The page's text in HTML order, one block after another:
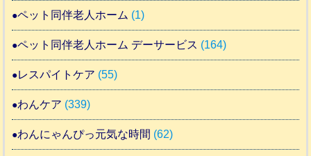
ペット同伴老人ホーム (1)
ペット同伴老人ホーム デーサービス (164)
レスパイトケア (55)
わんケア (339)
わんにゃんぴっ元気な時間 (62)